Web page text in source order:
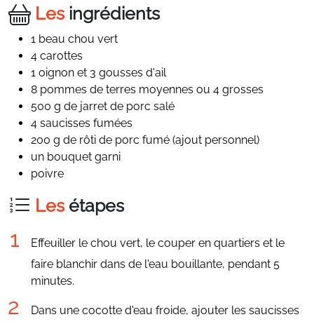
Lesingrédients
1 beau chou vert
4 carottes
1 oignon et 3 gousses d'ail
8 pommes de terres moyennes ou 4 grosses
500 g de jarret de porc salé
4 saucisses fumées
200 g de rôti de porc fumé (ajout personnel)
un bouquet garni
poivre
Lesétapes
Effeuiller le chou vert, le couper en quartiers et le
faire blanchir dans de l'eau bouillante, pendant 5
minutes.
Dans une cocotte d'eau froide, ajouter les saucisses